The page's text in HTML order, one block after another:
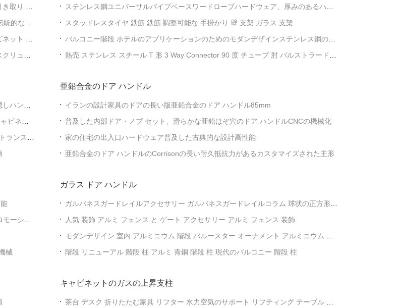
取り 握
的な固
ット ド
リュー
ステンレス鋼ユニバーサルパイプベースワードローブハードウェア、厚みのあるハン
ガータオルと衣類レール球形フランジフランジベース
スタッドレスタイヤ 鉄筋 鉄筋 調整可能な 手掛かり 壁 支架 ガラス 支架
バルコニー階段 ホテルのアプリケーションのためのモダンデザインステンレス鋼の四
角管接続器
熱売 ステンレス スチール T 形 3 Way Connector 90 度 チューブ 肘 バルストラード&
ハンド
ビネッ
ランスハ
亜鉛合金のドア ハンドル
イランの設計家具のドアの長い版亜鉛合金のドア ハンドル85mm
普及した内部ドア・ノブ セット、滑らかな亜鉛ほぞ穴のドア ハンドルCNCの機械化
家の住宅の出入口ハードウェア普及した古典的な設計高性能
亜鉛合金のドア ハンドルのCorrisonの長い耐久抵抗力があるカスタマイズされた主形
ーショ
械
ガラス ドア ハンドル
ガルバネスガードレイルアクセサリー ガルバネスガードレイルコラム 球状の正方形ヘ
ッドカバー
人気 装飾 アルミ フェンス と ゲート アクセサリー アルミ フェンス 装飾
モダンデザイン 室内 アルミニウム 階段 バルースター オーナメント アルミニウム 階
段 レンディング
階段 リニューアル 階段 柱 アルミ 青銅 階段 柱 現代のバルコニー 階段 柱
キャビネットのガスの上昇支柱
茶台 デスク 折りたたむ家具 リフター 水力空気のサポート リフティング テーブル 家